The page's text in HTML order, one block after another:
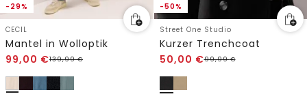
-29%
CECIL
Mantel in Wolloptik
99,00 €139,99€
-50%
Street One Studio
Kurzer Trenchcoat
50,00 €99,99€